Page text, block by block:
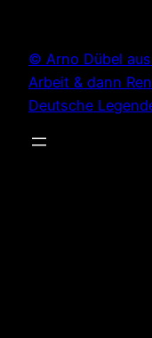
springen
© Arno Dübel
Arbeit & dann
Deutsche